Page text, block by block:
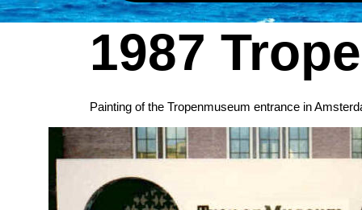
1987
Painting of the Tropenmuseum entrance in